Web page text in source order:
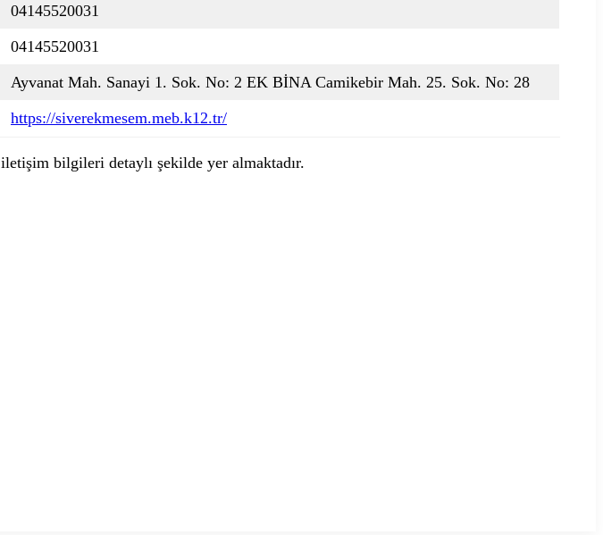
04145520031
04145520031
Ayvanat Mah. Sanayi 1. Sok. No: 2 EK BİNA Camikebir Mah. 25. Sok. No: 28
https://siverekmesem.meb.k12.tr/
iletişim bilgileri detaylı şekilde yer almaktadır.